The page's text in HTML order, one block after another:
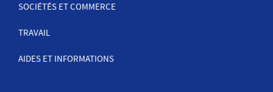
SOCIÉTÉS ET COMMERCE
TRAVAIL
AIDES ET INFORMATIONS